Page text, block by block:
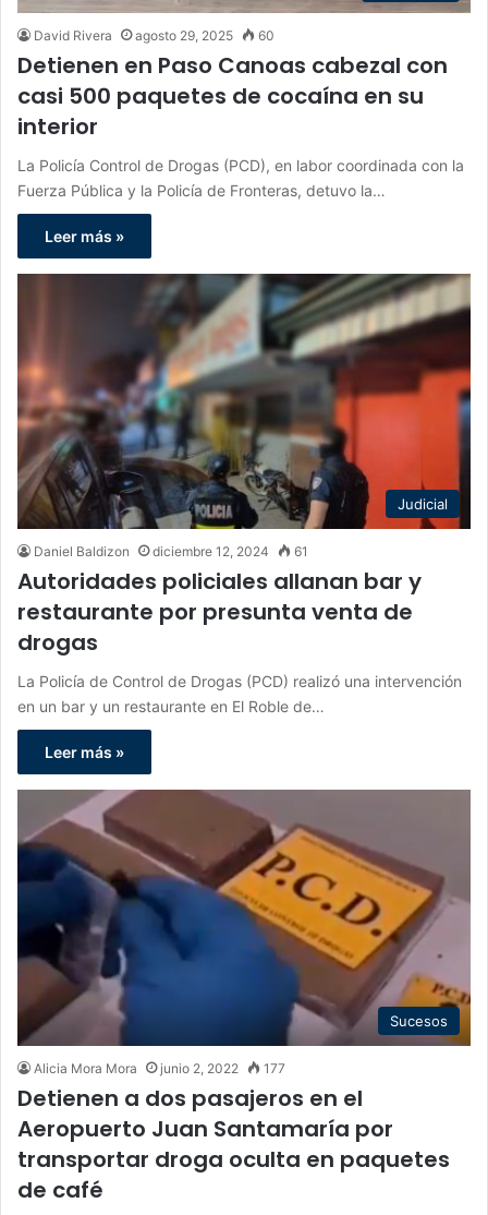
David Rivera agosto 29, 2025 60
Detienen en Paso Canoas cabezal con
casi 500 paquetes de cocaína en su
interior
La Policía Control de Drogas (PCD), en labor coordinada con la
Fuerza Pública y la Policía de Fronteras, detuvo la…
Leer más »
Judicial
Daniel Baldizon diciembre 12, 2024 61
Autoridades policiales allanan bar y
restaurante por presunta venta de
drogas
La Policía de Control de Drogas (PCD) realizó una intervención
en un bar y un restaurante en El Roble de…
Leer más »
Sucesos
Alicia Mora Mora junio 2, 2022 177
Detienen a dos pasajeros en el
Aeropuerto Juan Santamaría por
transportar droga oculta en paquetes
de café